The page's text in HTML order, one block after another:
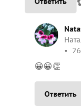
😀😀👏
Ответить